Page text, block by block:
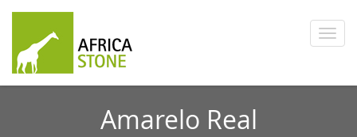
Amarelo Real